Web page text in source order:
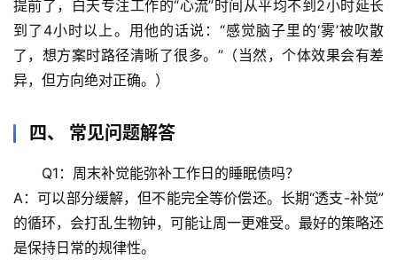
前
沿
心
辟
谣
求
提前了，白天专注工作的“心流”时间从平均不到2小时延长
到了4小时以上。用他的话说：“感觉脑子里的‘雾’被吹散
了，想方案时路径清晰了很多。”（当然，个体效果会有差
异，但方向绝对正确。）
四、 常见问题解答
Q1：周末补觉能弥补工作日的睡眠债吗？
A：可以部分缓解，但不能完全等价偿还。长期“透支-补觉”
的循环，会打乱生物钟，可能让周一更难受。 最好的策略还
是保持日常的规律性。